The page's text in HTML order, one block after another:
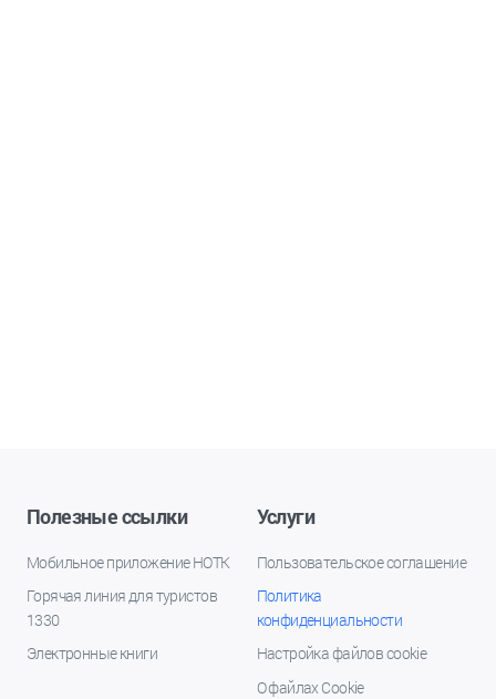
Полезные ссылки
Мобильное приложение НОТК
Горячая линия для туристов
1330
Электронные книги
Услуги
Пользовательское соглашение
Политика
конфиденциальности
Настройка файлов cookie
О файлах Cookie